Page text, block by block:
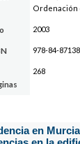
Ordenación
2003
978-84-
268
en